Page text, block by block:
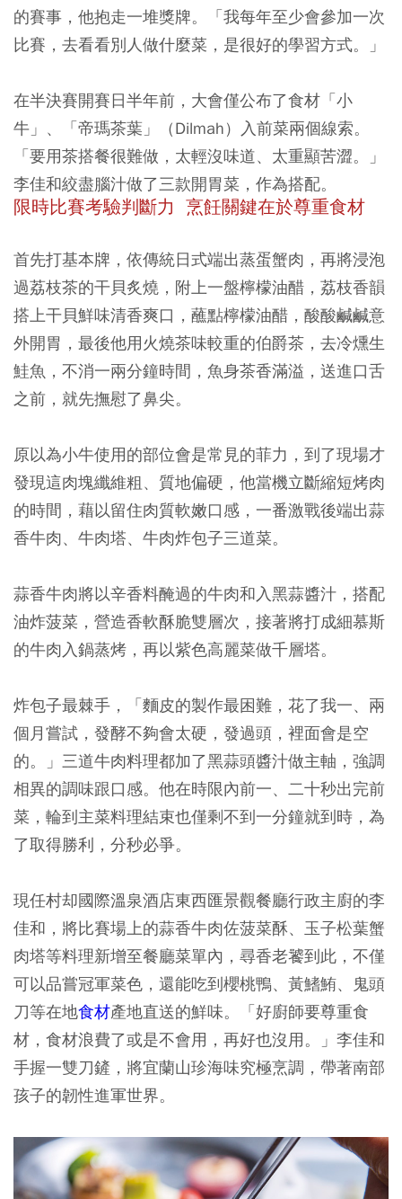
的賽事，他抱走一堆獎牌。「我每年至少會參加一次
比賽，去看看別人做什麼菜，是很好的學習方式。」
在半決賽開賽日半年前，大會僅公布了食材「小
牛」、「帝瑪茶葉」（Dilmah）入前菜兩個線索。
「要用茶搭餐很難做，太輕沒味道、太重顯苦澀。」
李佳和絞盡腦汁做了三款開胃菜，作為搭配。
限時比賽考驗判斷力 烹飪關鍵在於尊重食材
首先打基本牌，依傳統日式端出蒸蛋蟹肉，再將浸泡
過荔枝茶的干貝炙燒，附上一盤檸檬油醋，荔枝香韻
搭上干貝鮮味清香爽口，蘸點檸檬油醋，酸酸鹹鹹意
外開胃，最後他用火燒茶味較重的伯爵茶，去冷燻生
鮭魚，不消一兩分鐘時間，魚身茶香滿溢，送進口舌
之前，就先撫慰了鼻尖。
原以為小牛使用的部位會是常見的菲力，到了現場才
發現這肉塊纖維粗、質地偏硬，他當機立斷縮短烤肉
的時間，藉以留住肉質軟嫩口感，一番激戰後端出蒜
香牛肉、牛肉塔、牛肉炸包子三道菜。
蒜香牛肉將以辛香料醃過的牛肉和入黑蒜醬汁，搭配
油炸菠菜，營造香軟酥脆雙層次，接著將打成細慕斯
的牛肉入鍋蒸烤，再以紫色高麗菜做千層塔。
炸包子最棘手，「麵皮的製作最困難，花了我一、兩
個月嘗試，發酵不夠會太硬，發過頭，裡面會是空
的。」三道牛肉料理都加了黑蒜頭醬汁做主軸，強調
相異的調味跟口感。他在時限內前一、二十秒出完前
菜，輪到主菜料理結束也僅剩不到一分鐘就到時，為
了取得勝利，分秒必爭。
現任村却國際溫泉酒店東西匯景觀餐廳行政主廚的李
佳和，將比賽場上的蒜香牛肉佐菠菜酥、玉子松葉蟹
肉塔等料理新增至餐廳菜單內，尋香老饕到此，不僅
可以品嘗冠軍菜色，還能吃到櫻桃鴨、黃鰭鮪、鬼頭
刀等在地食材產地直送的鮮味。「好廚師要尊重食
材，食材浪費了或是不會用，再好也沒用。」李佳和
手握一雙刀鏟，將宜蘭山珍海味究極烹調，帶著南部
孩子的韌性進軍世界。